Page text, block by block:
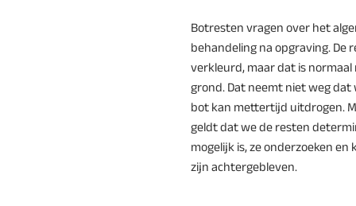
Botresten vragen over het
behandeling na opgraving. De
verkleurd, maar dat is normaal
grond. Dat neemt niet weg dat
bot kan mettertijd uitdrogen.
geldt dat we de resten
mogelijk is, ze onderzoeken en
zijn achtergebleven.